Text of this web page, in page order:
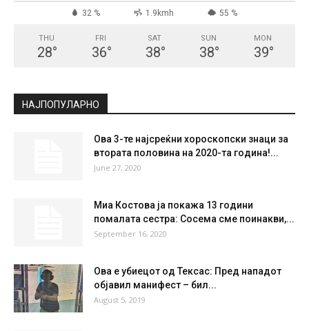
32 % 1.9kmh 55 %
THU
28°
FRI
36°
SAT
38°
SUN
38°
MON
39°
НАЈПОПУЛАРНО
Ова 3-те најсреќни хороскопски знаци за
втората половина на 2020-та година!...
June 27, 2020
Миа Костова ja покажа 13 години
помалата сестра: Сосема сме поинакви,...
September 16, 2020
Ова е убиецот од Тексас: Пред нападот
објавил манифест – бил...
August 5, 2019